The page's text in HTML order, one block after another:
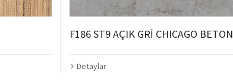
F186 ST9 AÇIK GRİ CHICAGO BETON
Detaylar